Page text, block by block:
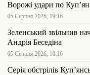
Ворожі удари по
05 Серпня 2026, 19:16
Зеленський звільнив
Андрія Беседіна
05 Серпня 2026, 10:16
Серія обстрілів